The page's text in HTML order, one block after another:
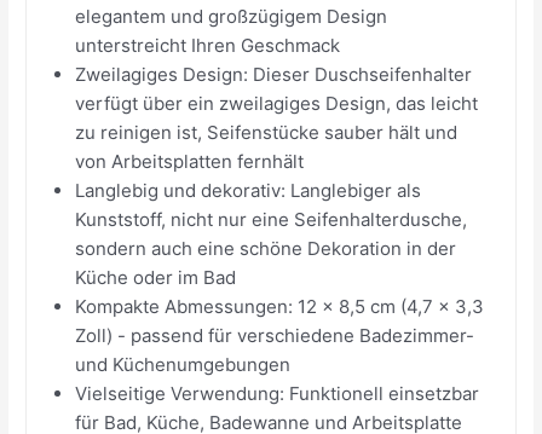
elegantem und großzügigem Design
unterstreicht Ihren Geschmack
Zweilagiges Design: Dieser Duschseifenhalter
verfügt über ein zweilagiges Design, das leicht
zu reinigen ist, Seifenstücke sauber hält und
von Arbeitsplatten fernhält
Langlebig und dekorativ: Langlebiger als
Kunststoff, nicht nur eine Seifenhalterdusche,
sondern auch eine schöne Dekoration in der
Küche oder im Bad
Kompakte Abmessungen: 12 x 8,5 cm (4,7 x 3,3
Zoll) - passend für verschiedene Badezimmer-
und Küchenumgebungen
Vielseitige Verwendung: Funktionell einsetzbar
für Bad, Küche, Badewanne und Arbeitsplatte